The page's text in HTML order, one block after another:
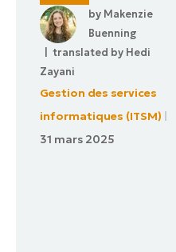
by Makenzie
Buenning
| translated by Hedi
Zayani
Gestion des services
informatiques (ITSM)
31 mars 2025